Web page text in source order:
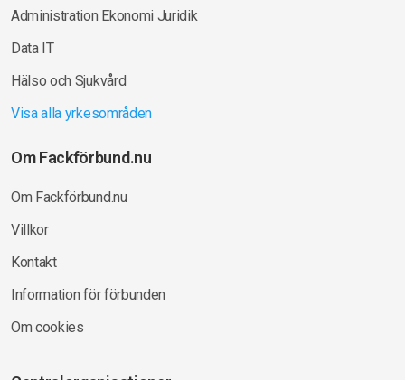
Administration Ekonomi Juridik
Data IT
Hälso och Sjukvård
Visa alla yrkesområden
Om Fackförbund.nu
Om Fackförbund.nu
Villkor
Kontakt
Information för förbunden
Om cookies